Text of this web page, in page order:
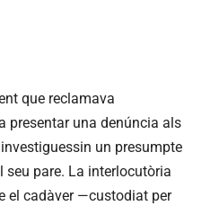
que reclamava
presentar una denúncia als
un presumpte
seu pare. La interlocutòria
el cadàver —custodiat per